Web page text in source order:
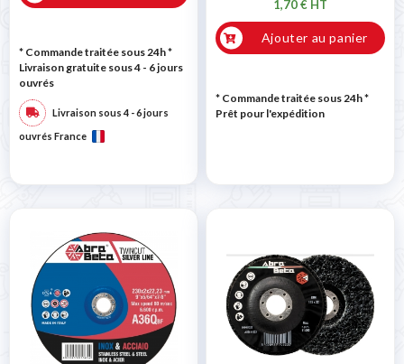
* Commande traitée sous 24h*
Livraison gratuite sous 4 - 6 jours
ouvrés
Livraison sous 4 - 6 jours
ouvrés France
1,70 € HT
Ajouter au panier
* Commande traitée sous 24h*
Prêt pour l'expédition